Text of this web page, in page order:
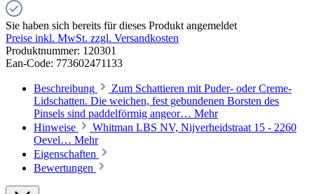
Sie haben sich bereits für dieses Produkt angemeldet
Preise inkl. MwSt. zzgl. Versandkosten
Produktnummer: 120301
Ean-Code: 773602471133
Beschreibung
Zum Schattieren mit Puder- oder Creme-
Lidschatten. Die weichen, fest gebundenen Borsten des
Pinsels sind paddelförmig angeor… Mehr
Hinweise
Whitman LBS NV, Nijverheidstraat 15 - 2260
Oevel… Mehr
Eigenschaften
Bewertungen